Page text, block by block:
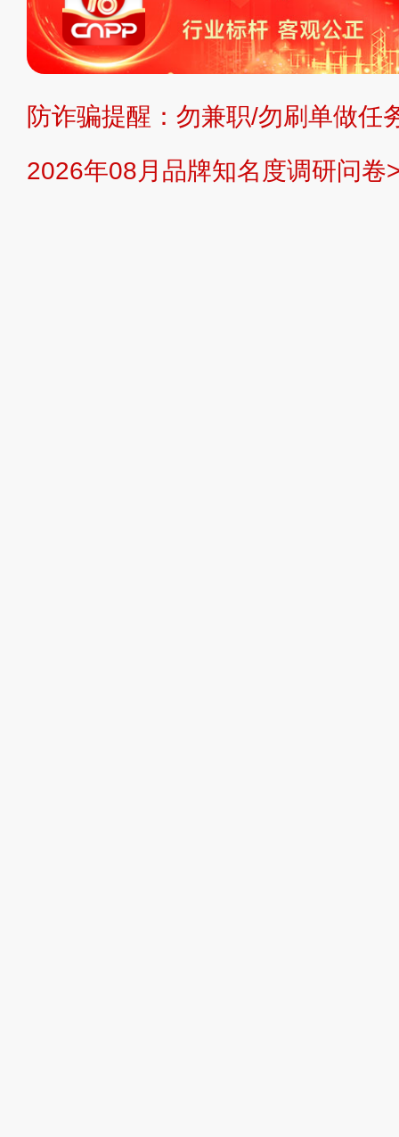
不代理、不招商、不提供中介服务。
持投资购买的观点或意见，页面信息
提交说明： 快速提交发布>> 提交品
防诈骗提醒：勿兼职/勿刷单做任
2026年08月品牌知名度调研问卷